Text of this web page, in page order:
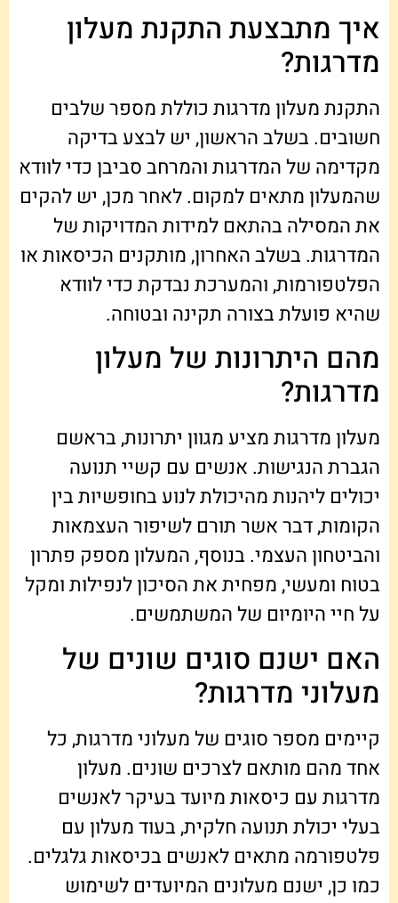
איך מתבצעת התקנת מעלון
מדרגות?
התקנת מעלון מדרגות כוללת מספר שלבים
חשובים. בשלב הראשון, יש לבצע בדיקה
מקדימה של המדרגות והמרחב סביבן כדי לוודא
שהמעלון מתאים למקום. לאחר מכן, יש להקים
את המסילה בהתאם למידות המדויקות של
המדרגות. בשלב האחרון, מותקנים הכיסאות או
הפלטפורמות, והמערכת נבדקת כדי לוודא
שהיא פועלת בצורה תקינה ובטוחה.
מהם היתרונות של מעלון
מדרגות?
מעלון מדרגות מציע מגוון יתרונות, בראשם
הגברת הנגישות. אנשים עם קשיי תנועה
יכולים ליהנות מהיכולת לנוע בחופשיות בין
הקומות, דבר אשר תורם לשיפור העצמאות
והביטחון העצמי. בנוסף, המעלון מספק פתרון
בטוח ומעשי, מפחית את הסיכון לנפילות ומקל
על חיי היומיום של המשתמשים.
האם ישנם סוגים שונים של
מעלוני מדרגות?
קיימים מספר סוגים של מעלוני מדרגות, כל
אחד מהם מותאם לצרכים שונים. מעלון
מדרגות עם כיסאות מיועד בעיקר לאנשים
בעלי יכולת תנועה חלקית, בעוד מעלון עם
פלטפורמה מתאים לאנשים בכיסאות גלגלים.
כמו כן, ישנם מעלונים המיועדים לשימוש